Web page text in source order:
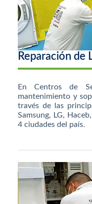
Reparación de
En Centros de
mantenimiento y
través de las
Samsung, LG,
4 ciudades del país.